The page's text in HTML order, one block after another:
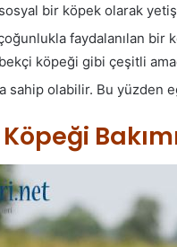
bir köpek olarak
faydalanılan bir
köpeği gibi çeşitli
sahip olabilir. Bu yüzden